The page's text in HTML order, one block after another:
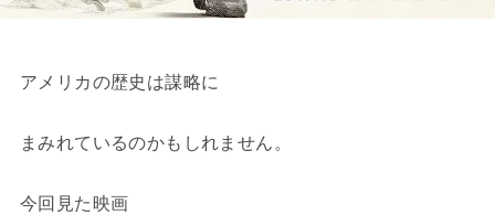
アメリカの歴史は謀略に
まみれているのかもしれません。
今回見た映画